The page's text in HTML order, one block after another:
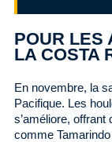
POUR LES
LA COSTA
En novembre, la
Pacifique. Les
s’améliore, offrant
comme